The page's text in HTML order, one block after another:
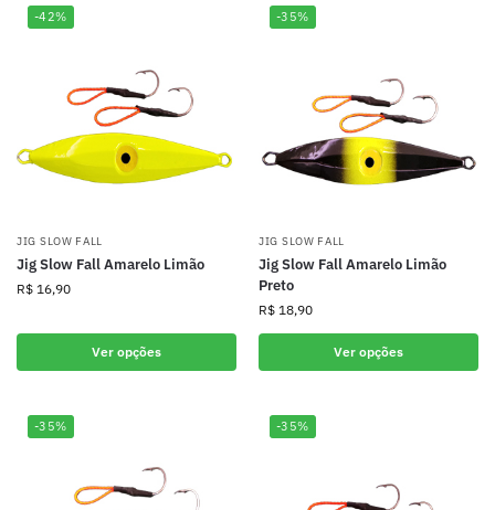
-42%
JIG SLOW FALL
Jig Slow Fall Amarelo Limão
R$ 16,90
Ver opções
-35%
JIG SLOW FALL
Jig Slow Fall Amarelo Limão
Preto
R$ 18,90
Ver opções
-35% -35%